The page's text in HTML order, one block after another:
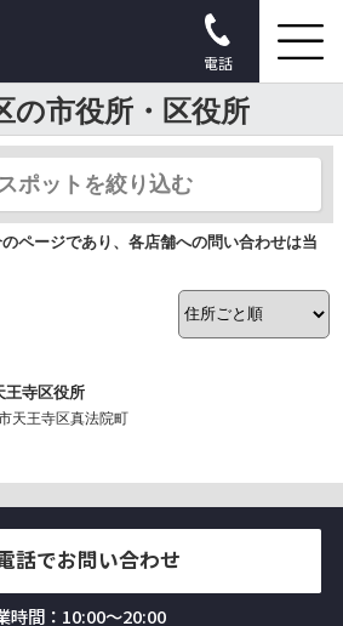
電話
の市役所・区役所
ポットを絞り込む
ページであり、各店舗への問い合わせは当
王寺区役所
天王寺区真法院町
話でお問い合わせ
時間：10:00～20:00